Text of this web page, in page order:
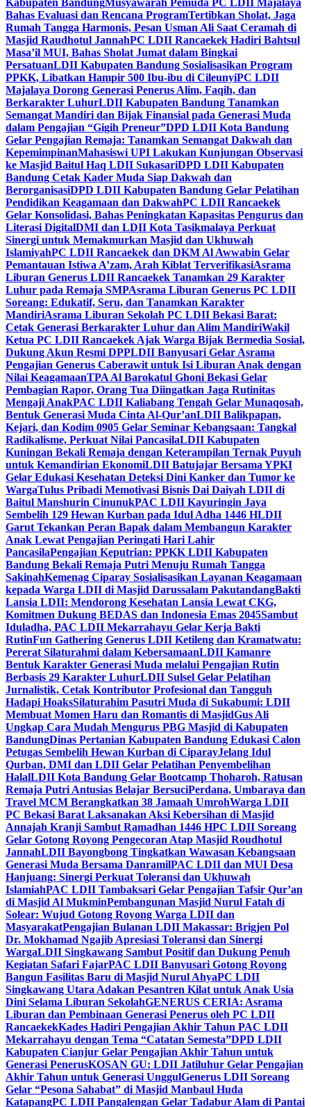
Kabupaten BandungMusyawarah Pemuda PC LDII Majalaya
Bahas Evaluasi dan Rencana ProgramTertibkan Sholat, Jaga
Rumah Tangga Harmonis, Pesan Usman Ali Saat Ceramah di
Masjid Raudhotul JannahPC LDII Rancaekek Hadiri Bahtsul
Masa’il MUI, Bahas Sholat Jumat dalam Bingkai
PersatuanLDII Kabupaten Bandung Sosialisasikan Program
PPKK, Libatkan Hampir 500 Ibu-ibu di CileunyiPC LDII
Majalaya Dorong Generasi Penerus Alim, Faqih, dan
Berkarakter LuhurLDII Kabupaten Bandung Tanamkan
Semangat Mandiri dan Bijak Finansial pada Generasi Muda
dalam Pengajian “Gigih Preneur”DPD LDII Kota Bandung
Gelar Pengajian Remaja: Tanamkan Semangat Dakwah dan
KepemimpinanMahasiswi UPI Lakukan Kunjungan Observasi
ke Masjid Baitul Haq LDII SukasariDPD LDII Kabupaten
Bandung Cetak Kader Muda Siap Dakwah dan
BerorganisasiDPD LDII Kabupaten Bandung Gelar Pelatihan
Pendidikan Keagamaan dan DakwahPC LDII Rancaekek
Gelar Konsolidasi, Bahas Peningkatan Kapasitas Pengurus dan
Literasi DigitalDMI dan LDII Kota Tasikmalaya Perkuat
Sinergi untuk Memakmurkan Masjid dan Ukhuwah
IslamiyahPC LDII Rancaekek dan DKM Al Awwabin Gelar
Pemantauan Istiwa A’zam, Arah Kiblat TerverifikasiAsrama
Liburan Generus LDII Rancaekek Tanamkan 29 Karakter
Luhur pada Remaja SMPAsrama Liburan Generus PC LDII
Soreang: Edukatif, Seru, dan Tanamkan Karakter
MandiriAsrama Liburan Sekolah PC LDII Bekasi Barat:
Cetak Generasi Berkarakter Luhur dan Alim MandiriWakil
Ketua PC LDII Rancaekek Ajak Warga Bijak Bermedia Sosial,
Dukung Akun Resmi DPPLDII Banyusari Gelar Asrama
Pengajian Generus Caberawit untuk Isi Liburan Anak dengan
Nilai KeagamaanTPA Al Barokatul Ghoni Bekasi Gelar
Pembagian Rapor, Orang Tua Diingatkan Jaga Rutinitas
Mengaji AnakPAC LDII Kaliabang Tengah Gelar Munaqosah,
Bentuk Generasi Muda Cinta Al-Qur’anLDII Balikpapan,
Kejari, dan Kodim 0905 Gelar Seminar Kebangsaan: Tangkal
Radikalisme, Perkuat Nilai PancasilaLDII Kabupaten
Kuningan Bekali Remaja dengan Keterampilan Ternak Puyuh
untuk Kemandirian EkonomiLDII Batujajar Bersama YPKI
Gelar Edukasi Kesehatan Deteksi Dini Kanker dan Tumor ke
WargaTulus Pribadi Memotivasi Bisnis Dai Daiyah LDII di
Baitul Manshurin CinunukPAC LDII Kayuringin Jaya
Sembelih 129 Hewan Kurban pada Idul Adha 1446 HLDII
Garut Tekankan Peran Bapak dalam Membangun Karakter
Anak Lewat Pengajian Peringati Hari Lahir
PancasilaPengajian Keputrian: PPKK LDII Kabupaten
Bandung Bekali Remaja Putri Menuju Rumah Tangga
SakinahKemenag Ciparay Sosialisasikan Layanan Keagamaan
kepada Warga LDII di Masjid Darussalam PakutandangBakti
Lansia LDII: Mendorong Kesehatan Lansia Lewat CKG,
Komitmen Dukung BEDAS dan Indonesia Emas 2045Sambut
Iduladha, PAC LDII Mekarrahayu Gelar Kerja Bakti
RutinFun Gathering Generus LDII Ketileng dan Kramatwatu:
Pererat Silaturahmi dalam KebersamaanLDII Kamanre
Bentuk Karakter Generasi Muda melalui Pengajian Rutin
Berbasis 29 Karakter LuhurLDII Sulsel Gelar Pelatihan
Jurnalistik, Cetak Kontributor Profesional dan Tangguh
Hadapi HoaksSilaturahim Pasutri Muda di Sukabumi: LDII
Membuat Momen Haru dan Romantis di MasjidGus Ali
Ungkap Cara Mudah Mengurus PBG Masjid di Kabupaten
BandungDinas Pertanian Kabupaten Bandung Edukasi Calon
Petugas Sembelih Hewan Kurban di CiparayJelang Idul
Qurban, DMI dan LDII Gelar Pelatihan Penyembelihan
HalalLDII Kota Bandung Gelar Bootcamp Thoharoh, Ratusan
Remaja Putri Antusias Belajar BersuciPerdana, Umbaraya dan
Travel MCM Berangkatkan 38 Jamaah UmrohWarga LDII
PC Bekasi Barat Laksanakan Aksi Kebersihan di Masjid
Annajah Kranji Sambut Ramadhan 1446 HPC LDII Soreang
Gelar Gotong Royong Pengecoran Atap Masjid Roudhotul
JannahLDII Bayongbong Tingkatkan Wawasan Kebangsaan
Generasi Muda Bersama DanramilPAC LDII dan MUI Desa
Hanjuang: Sinergi Perkuat Toleransi dan Ukhuwah
IslamiahPAC LDII Tambaksari Gelar Pengajian Tafsir Qur’an
di Masjid Al MukminPembangunan Masjid Nurul Fatah di
Solear: Wujud Gotong Royong Warga LDII dan
MasyarakatPengajian Bulanan LDII Makassar: Brigjen Pol
Dr. Mokhamad Ngajib Apresiasi Toleransi dan Sinergi
WargaLDII Singkawang Sambut Positif dan Dukung Penuh
Kegiatan Safari FajarPAC LDII Banyusari Gotong Royong
Bangun Fasilitas Baru di Masjid Nurul AhyaPC LDII
Singkawang Utara Adakan Pesantren Kilat untuk Anak Usia
Dini Selama Liburan SekolahGENERUS CERIA: Asrama
Liburan dan Pembinaan Generasi Penerus oleh PC LDII
RancaekekKades Hadiri Pengajian Akhir Tahun PAC LDII
Mekarrahayu dengan Tema “Catatan Semesta”DPD LDII
Kabupaten Cianjur Gelar Pengajian Akhir Tahun untuk
Generasi PenerusKOSAN GU: LDII Jatiluhur Gelar Pengajian
Akhir Tahun untuk Generasi UnggulGenerus LDII Soreang
Gelar “Pesona Sahabat” di Masjid Manbaul Huda
KatapangPC LDII Pangalengan Gelar Tadabur Alam di Pantai